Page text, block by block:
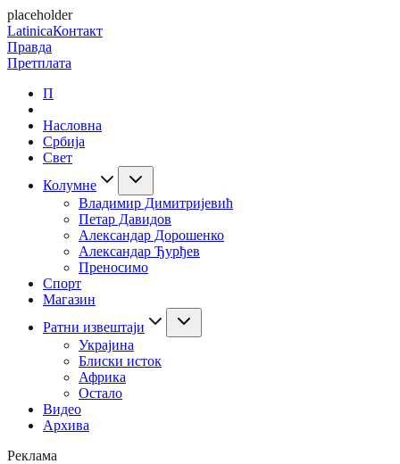
placeholder
LatinicaКонтакт
Правда
Претплата
П
Насловна
Србија
Свет
Колумне
Владимир Димитријевић
Петар Давидов
Александар Дорошенко
Александар Ђурђев
Преносимо
Спорт
Магазин
Ратни извештаји
Украјина
Блиски исток
Африка
Остало
Видео
Архива
Реклама